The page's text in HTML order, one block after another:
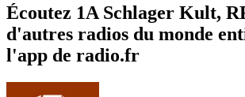
Écoutez 1A Schlager Kult,
d'autres radios du monde
l'app de radio.fr